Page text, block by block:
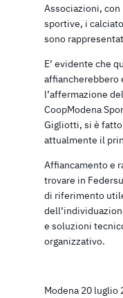
Associazioni,
sportive, i
sono
E’ evidente che
affiancherebbero
l’affermazione
CoopModena
Gigliotti, si è
attualmente il
Affiancamento e
trovare in
di riferimento
e soluzioni
organizzativo.
Modena 20 luglio